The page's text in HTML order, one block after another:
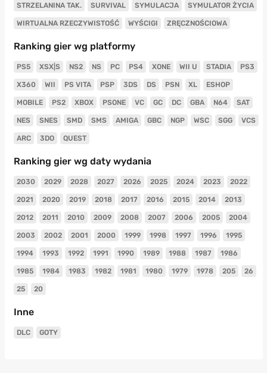
STRZELANINA TAK. SURVIVAL SYMULACJA SYMULATOR ŻYCIA
WIRTUALNA RZECZYWISTOŚĆ WYŚCIGI ZRĘCZNOŚCIOWA
Ranking gier wg platformy
PS5 XSX|S NS2 NS PC PS4 XONE WII U STADIA PS3
X360 WII PS VITA PSP 3DS DS PSN XL ESHOP
MOBILE PS2 XBOX PSONE VC GC DC GBA N64 SAT
NES SNES SMD SMS AMIGA GBC NGP WSC SGG VCS
ARC 3DO QUEST
Ranking gier wg daty wydania
2030 2029 2028 2027 2026 2025 2024 2023 2022
2021 2020 2019 2018 2017 2016 2015 2014 2013
2012 2011 2010 2009 2008 2007 2006 2005 2004
2003 2002 2001 2000 1999 1998 1997 1996 1995
1994 1993 1992 1991 1990 1989 1988 1987 1986
1985 1984 1983 1982 1981 1980 1979 1978 205 26
25 20
Inne
DLC GOTY